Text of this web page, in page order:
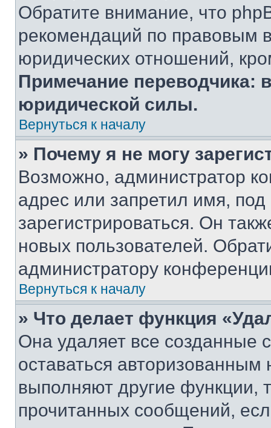
Обратите внимание, что
рекомендаций по правовым
юридических отношений,
Примечание переводчика:
юридической силы.
Вернуться к началу
» Почему я не могу
Возможно, администратор
адрес или запретил имя,
зарегистрироваться. Он
новых пользователей.
администратору
Вернуться к началу
» Что делает функция
Она удаляет все созданные
оставаться
выполняют другие функции,
прочитанных сообщений,